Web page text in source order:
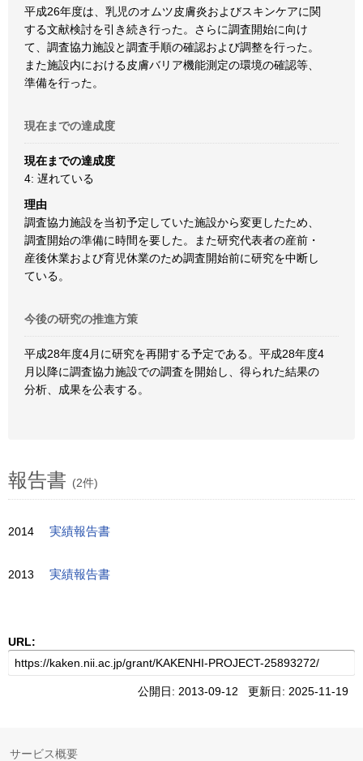
平成26年度は、乳児のオムツ皮膚炎およびスキンケアに関
する文献検討を引き続き行った。さらに調査開始に向け
て、調査協力施設と調査手順の確認および調整を行った。
また施設内における皮膚バリア機能測定の環境の確認等、
準備を行った。
現在までの達成度
現在までの達成度
4: 遅れている
理由
調査協力施設を当初予定していた施設から変更したため、
調査開始の準備に時間を要した。また研究代表者の産前・
産後休業および育児休業のため調査開始前に研究を中断し
ている。
今後の研究の推進方策
平成28年度4月に研究を再開する予定である。平成28年度4
月以降に調査協力施設での調査を開始し、得られた結果の
分析、成果を公表する。
報告書 (2件)
2014 実績報告書
2013 実績報告書
URL:
公開日: 2013-09-12 更新日: 2025-11-19
サービス概要